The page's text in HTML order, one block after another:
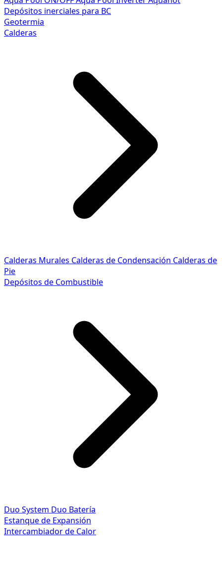
Depósitos inerciales para BC
Geotermia
Calderas
Calderas Murales Calderas de Condensación Calderas de
Pie
Depósitos de Combustible
Duo System Duo Batería
Estanque de Expansión
Intercambiador de Calor